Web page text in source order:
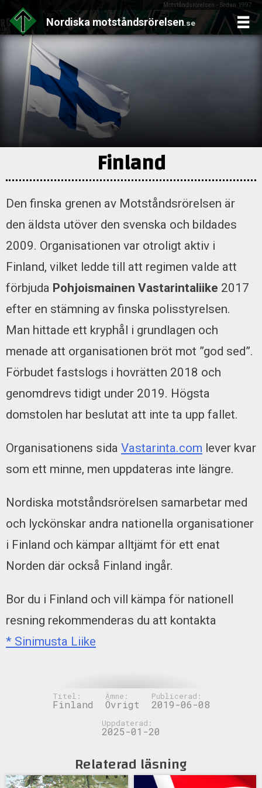
Motståndsrörelsen - Sedan 1997
Nordiska motståndsrörelsen.se
Skip
Finland
Den finska grenen av Motståndsrörelsen är
den äldsta utöver den svenska och bildades
2009. Organisationen var otroligt aktiv i
Finland, vilket ledde till att regimen valde att
förbjuda Pohjoismainen Vastarintaliike 2017
efter en stämning av finska polisstyrelsen.
Man hittade ett kryphål i grundlagen och
menade att organisationen bröt mot ”god sed”.
Förbudet fastslogs i hovrätten 2018 och
genomdrevs tidigt under 2019. Högsta
domstolen har beslutat att inte ta upp fallet.
Organisationens sida Vastarinta.com lever kvar
som ett minne, men uppdateras inte längre.
Nordiska motståndsrörelsen samarbetar med
och lyckönskar andra nationella organisationer
i Finland och kämpar alltjämt för ett enat
Norden där också Finland ingår.
Bor du i Finland och vill kämpa för nationell
resning rekommenderas du att kontakta
* Sinimusta Liike
Titel:
Finland
Ämne:
Övrigt
Publicerad:
2019-06-08
Uppdaterad:
2025-01-20
Relaterad läsning